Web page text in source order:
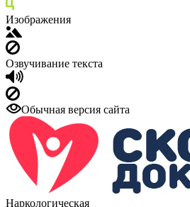
Изображения
Озвучивание текста
Обычная версия сайта
Наркологическая